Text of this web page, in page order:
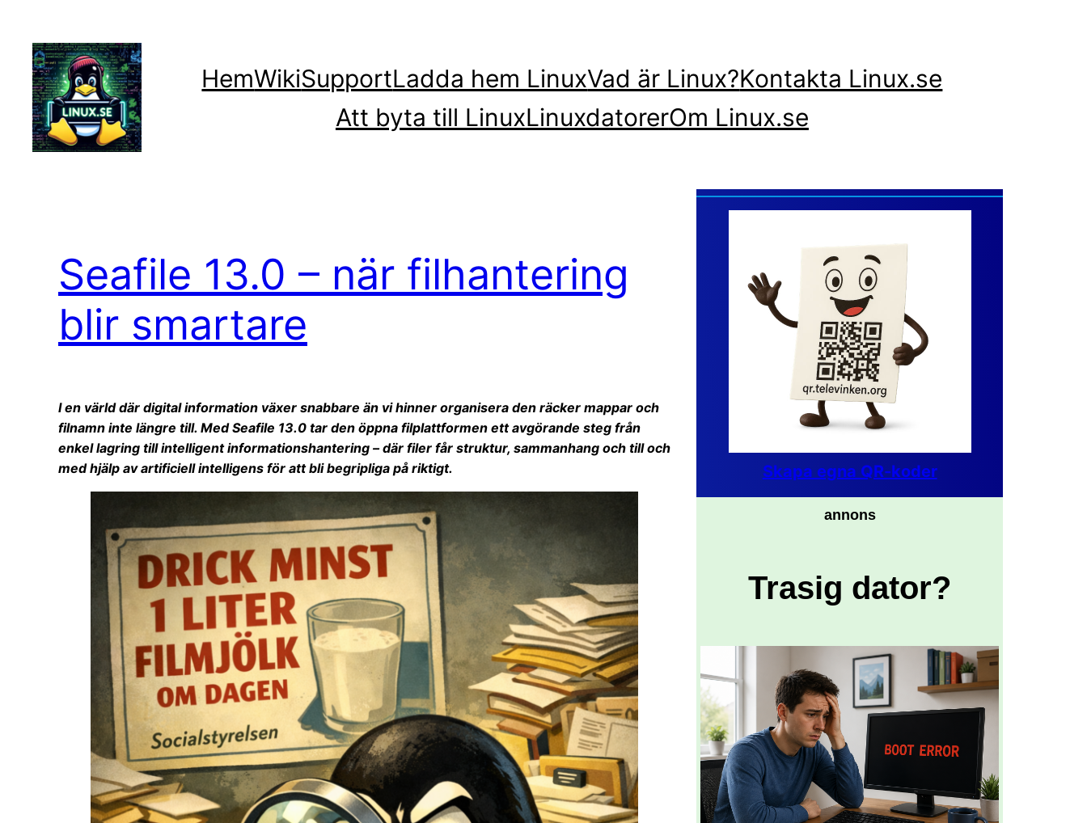
innehåll
HemWikiSupportLadda hem LinuxVad är Linux?Kontakta Linux.se
Att byta till LinuxLinuxdatorerOm Linux.se
Seafile 13.0 – när filhantering
blir smartare
I en värld där digital information växer snabbare än vi hinner organisera den räcker mappar och
filnamn inte längre till. Med Seafile 13.0 tar den öppna filplattformen ett avgörande steg från
enkel lagring till intelligent informationshantering – där filer får struktur, sammanhang och till och
med hjälp av artificiell intelligens för att bli begripliga på riktigt.
Skapa egna QR-koder
annons
Trasig dator?